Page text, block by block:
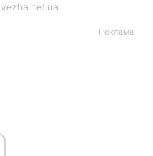
Реклама